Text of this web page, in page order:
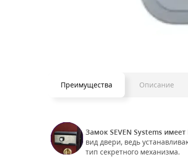
Преимущества Описание
Замок SEVEN Systems
вид двери, ведь
тип секретного механизма.